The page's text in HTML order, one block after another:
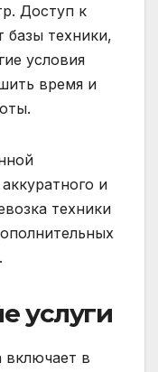
Доступ к
базы техники,
условия
время и
и
техники
услуги
включает в